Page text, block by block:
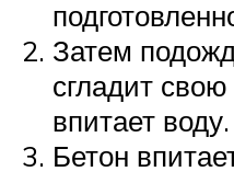
Затем
сгладит
впитает воду.
Бетон